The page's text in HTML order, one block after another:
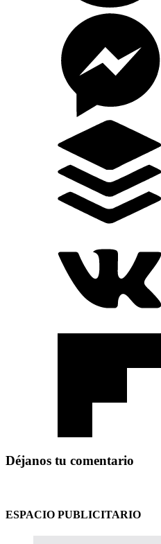
Déjanos tu comentario
ESPACIO PUBLICITARIO